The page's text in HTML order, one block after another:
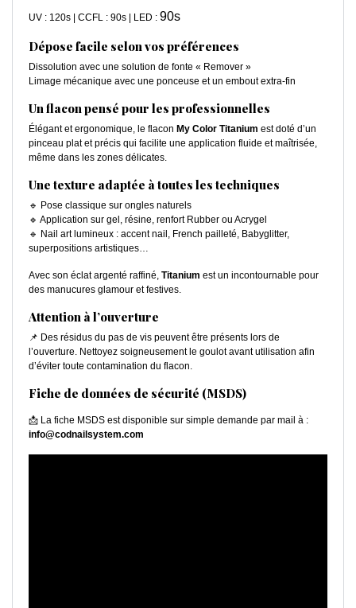
UV : 120s | CCFL : 90s | LED : 90s
Dépose facile selon vos préférences
Dissolution avec une solution de fonte « Remover »
Limage mécanique avec une ponceuse et un embout extra-fin
Un flacon pensé pour les professionnelles
Élégant et ergonomique, le flacon My Color Titanium est doté d’un
pinceau plat et précis qui facilite une application fluide et maîtrisée,
même dans les zones délicates.
Une texture adaptée à toutes les techniques
🔹 Pose classique sur ongles naturels
🔹 Application sur gel, résine, renfort Rubber ou Acrygel
🔹 Nail art lumineux : accent nail, French pailleté, Babyglitter,
superpositions artistiques…
Avec son éclat argenté raffiné, Titanium est un incontournable pour
des manucures glamour et festives.
Attention à l’ouverture
📌 Des résidus du pas de vis peuvent être présents lors de
l’ouverture. Nettoyez soigneusement le goulot avant utilisation afin
d’éviter toute contamination du flacon.
Fiche de données de sécurité (MSDS)
📩 La fiche MSDS est disponible sur simple demande par mail à :
info@codnailsystem.com